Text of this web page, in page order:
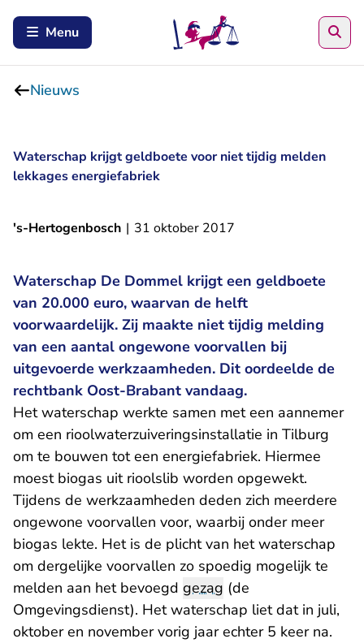
Menu
Nieuws
Waterschap krijgt geldboete voor niet tijdig melden
lekkages energiefabriek
's-Hertogenbosch | 31 oktober 2017
Waterschap De Dommel krijgt een geldboete
van 20.000 euro, waarvan de helft
voorwaardelijk. Zij maakte niet tijdig melding
van een aantal ongewone voorvallen bij
uitgevoerde werkzaamheden. Dit oordeelde de
rechtbank Oost-Brabant vandaag.
Het waterschap werkte samen met een aannemer
om een rioolwaterzuiveringsinstallatie in Tilburg
om te bouwen tot een energiefabriek. Hiermee
moest biogas uit rioolslib worden opgewekt.
Tijdens de werkzaamheden deden zich meerdere
ongewone voorvallen voor, waarbij onder meer
biogas lekte. Het is de plicht van het waterschap
om dergelijke voorvallen zo spoedig mogelijk te
melden aan het bevoegd gezag (de
Omgevingsdienst). Het waterschap liet dat in juli,
oktober en november vorig jaar echter 5 keer na.